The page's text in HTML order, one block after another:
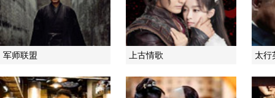
军师联盟 上古情歌 太行